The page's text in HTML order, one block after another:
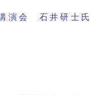
演会 石井研士氏